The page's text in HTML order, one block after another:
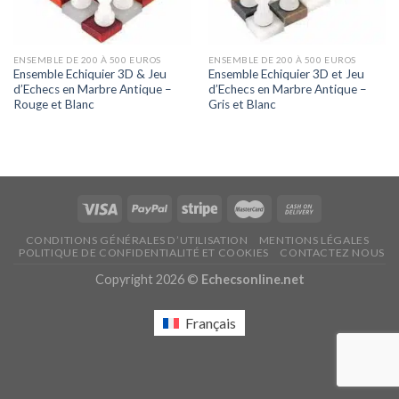
ENSEMBLE DE 200 À 500 EUROS
Ensemble Echiquier 3D & Jeu
d’Echecs en Marbre Antique –
Rouge et Blanc
ENSEMBLE DE 200 À 500 EUROS
Ensemble Echiquier 3D et Jeu
d’Echecs en Marbre Antique –
Gris et Blanc
CONDITIONS GÉNÉRALES D’UTILISATION
MENTIONS LÉGALES
POLITIQUE DE CONFIDENTIALITÉ ET COOKIES
CONTACTEZ NOUS
Copyright 2026 © Echecsonline.net
Français